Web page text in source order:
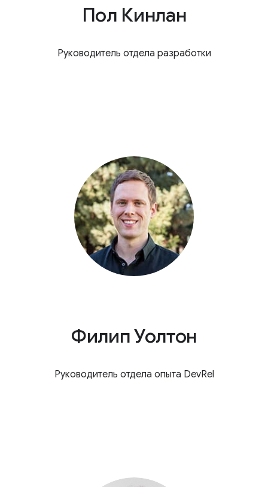
Пол Кинлан
Руководитель отдела разработки
Филип Уолтон
Руководитель отдела опыта DevRel